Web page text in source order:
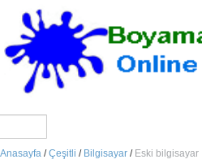
Anasayfa /Çeşitli / Bilgisayar / Eski bilgisayar